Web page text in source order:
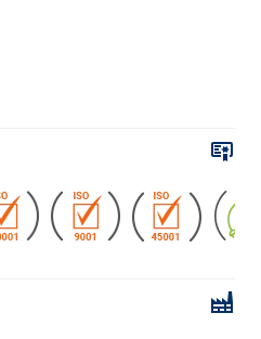
시알킬렌글리콜에테르)
(C12-18 알코올 에톡실화,